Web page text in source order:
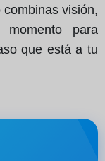
visión,
para
que está a tu